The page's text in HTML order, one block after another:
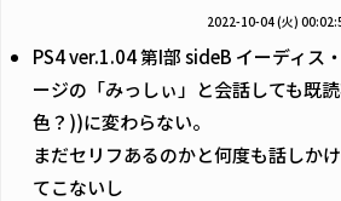
2022-10-04 (火)
PS4 ver.1.04 第I部 sideB イーディス
ージの「みっしぃ」と会話しても既
色？))に変わらない。
まだセリフあるのかと何度も話しか
てこないし